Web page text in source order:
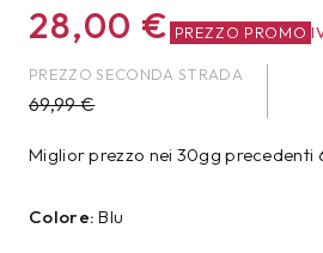
28,00 € PREZZO PROMO
PREZZO SECONDA STRADA
69,99€
Miglior prezzo nei 30gg precedenti
Colore: Blu